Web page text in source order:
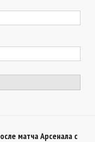
матча Арсенала с